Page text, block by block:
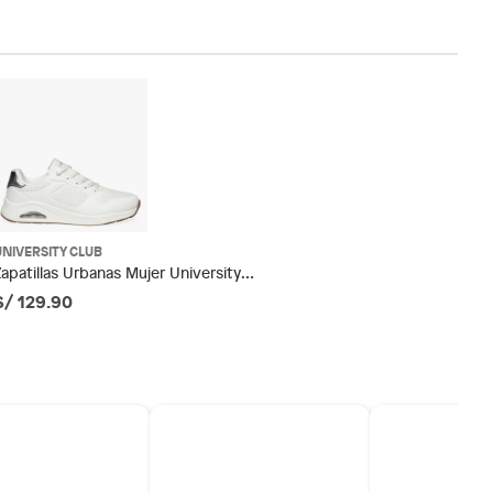
CLUB
Urbanas Mujer University
129.90